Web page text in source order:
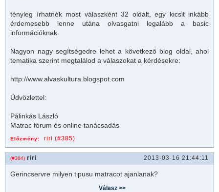
tényleg írhatnék most válaszként 32 oldalt, egy kicsit inkább
érdemesebb lenne utána olvasgatni legalább a basic
információknak.
Nagyon nagy segítségedre lehet a következő blog oldal, ahol
tematika szerint megtalálod a válaszokat a kérdésekre:
http://www.alvaskultura.blogspot.com
Üdvözlettel:
Pálinkás László
Matrac fórum és online tanácsadás
Előzmény: riri (#385)
(#384) riri 2013-03-16 21:44:11
Gerincservre milyen tipusu matracot ajanlanak?